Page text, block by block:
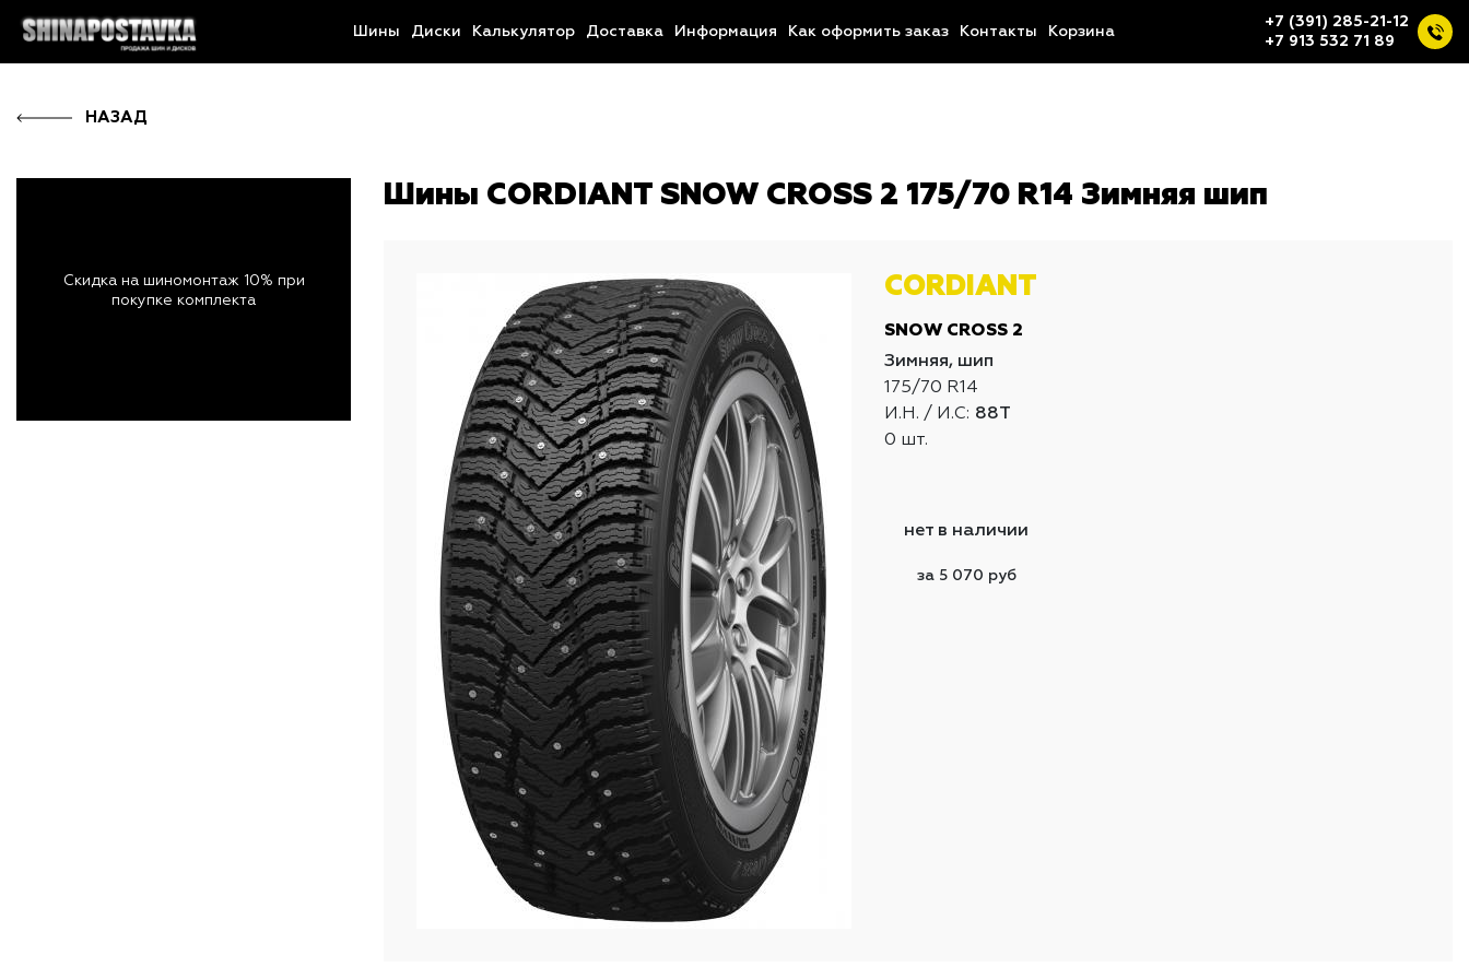
Шины Диски Калькулятор Доставка Информация Как оформить заказ Контакты Корзина
+7 (391) 285-21-12
+7 913 532 71 89
НАЗАД
Шины CORDIANT SNOW CROSS 2 175/70 R14 Зимняя шип
CORDIANT
SNOW CROSS 2
Зимняя, шип
175/70 R14
И.Н. / И.С: 88T
0 шт.
нет в наличии
за 5 070 руб
Скидка на шиномонтаж 10% при
покупке комплекта